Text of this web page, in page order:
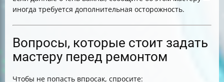
иногда требуется дополнительная осторожность.
Вопросы, которые стоит задать
мастеру перед ремонтом
Чтобы не попасть впросак, спросите: